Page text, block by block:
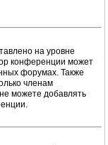
на уровне
конференции может
форумах. Также
членам
можете добавлять